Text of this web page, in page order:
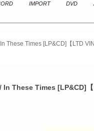
IMPORT DVD
These Times [LP&CD]【LTD
In These Times [LP&CD]